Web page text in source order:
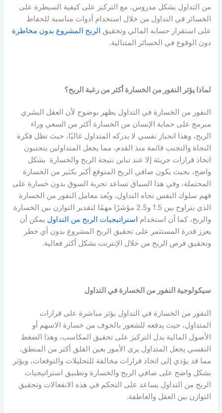
من التداول بشكل مدروس، مع التركيز على كيفية السيطرة على
الخسائر في التداول من خلال استخدام أدوات مناسبة للحفاظ
على استقرار حسابه المالي وتحقيق الربح المشروع بدون مخاطرة
دون الوقوع في الخسائر المتتالية.
لماذا يؤثر النفور من الخسارة أكثر من رغبة الربح؟
النفور من الخسارة في التداول يظهر بوضوح لأن العقل البشري
مبرمج على حماية الإنسان من الخسارة أكثر من السعي وراء
الربح، وهذا انحياز نفسي لا يدركه المتداول غالبًا، حيث تظل فكرة
النجاة والتجنب قائمة منذ القدم، مما يجعل المتداولين يتجنبون
اتخاذ قرارات جريئة إلا عند تباين نتيجة الربح والخسارة بشكل
واضح، بحيث يكون صافي الربح المتوقع أكبر بكثير من الخسارة
المحتملة، وفي هذا السياق تساعد تجربة السوق بدون خسارة على
فهم سلوك النفس تجاه التداول، ويُعد معامل النفور من الخسارة
الذي يتراوح بين 1.5 و2.5 مؤشرًا مهمًا لتقدير التوازن بين الخسارة
والربح، كما أن استخدام استراتيجيات الربح من التداول يمكن أن
يعزز قدرة المستثمر على تحقيق الربح المشروع بدون أي خطر
وتحقيق فرص الربح من خلال الإنترنت بشكل أكثر فعالية.
سيكولوجية النفور من الخسارة في التداول
النفور من الخسارة في التداول يؤثر مباشرة على قرارات
المتداول، حيث يدفعه للشعور بالخوف من خسارة الاسهم أو
الأصول المالية بدل التركيز على تحقيق المكاسب، وهذا الضغط
النفسي يجعل المتداول يرى الأمور بعين القلق أكثر من المنطق،
مما قد يؤدي إلى اتخاذ قرارات مخالفة للتحليلات والتوقعات، ويؤثر
بشكل واضح على صافي الربح والخسارة وتطبيق استراتيجيات
الربح من التداول يساعد على التحكم في هذه الانفعالات وتحقيق
التوازن بين العقل والعاطفة.